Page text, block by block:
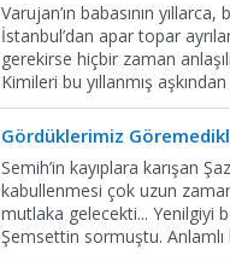
Varujan’ın babasının
İstanbul’dan apar topar
gerekirse hiçbir zaman
Kimileri bu yıllanmış
Gördüklerimiz
Semih’in kayıplara karışan
kabullenmesi çok uzun
mutlaka gelecekti... Yenilgiyi
Şemsettin sormuştu.